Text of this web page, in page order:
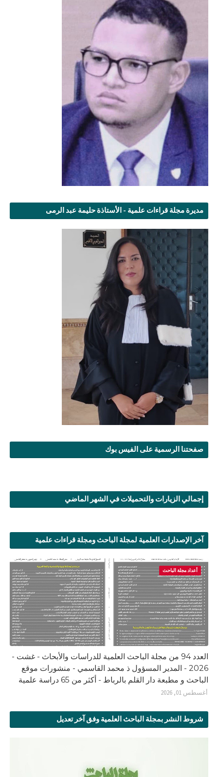
مديرة مجلة قراءات علمية - الأستاذة حليمة عبد الرمى
صفحتنا الرسمية على الفيس بوك
إجمالي الزيارات والتحميلات في الشهر الماضي
آخر الإصدارات العلمية لمجلة الباحث ومجلة قراءات علمية
أعداد مجلة الباحث
العدد 94 من مجلة الباحث العلمية للدراسات والأبحاث - غشت -
2026 - المدير المسؤول ذ محمد القاسمي - منشورات موقع
الباحث و مطبعة دار القلم بالرباط - أكثر من 65 دراسة علمية
أغسطس 01, 2026
شروط النشر بمجلة الباحث العلمية وفق آخر تعديل